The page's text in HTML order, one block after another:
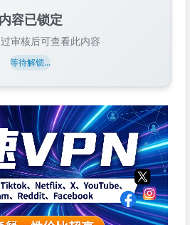
内容已锁定
审核后可查看此内容
等待解锁...